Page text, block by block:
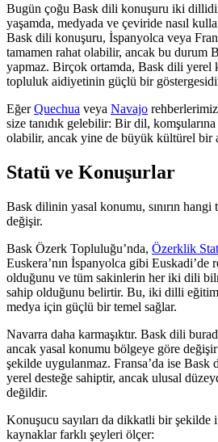
Bugün çoğu Bask dili konuşuru iki
yaşamda, medyada ve çeviride nasıl
Bask dili konuşuru, İspanyolca veya
tamamen rahat olabilir, ancak bu durum
yapmaz. Birçok ortamda, Bask dili
topluluk aidiyetinin güçlü bir
EğerQuechua veya Navajo
size tanıdık gelebilir: Bir dil, komşularına
olabilir, ancak yine de büyük kültürel bir
Statü ve Konuşurlar
Bask dilinin yasal konumu, sınırın hangi
değişir.
Bask Özerk Topluluğu’nda, Özerklik
Euskera’nın İspanyolca gibi Euskadi’de
olduğunu ve tüm sakinlerin her iki dili
sahip olduğunu belirtir. Bu, iki dilli
medya için güçlü bir temel sağlar.
Navarra daha karmaşıktır. Bask dili
ancak yasal konumu bölgeye göre
şekilde uygulanmaz. Fransa’da ise
yerel desteğe sahiptir, ancak ulusal
değildir.
Konuşucu sayıları da dikkatli bir şekilde
kaynaklar farklı şeyleri ölçer: